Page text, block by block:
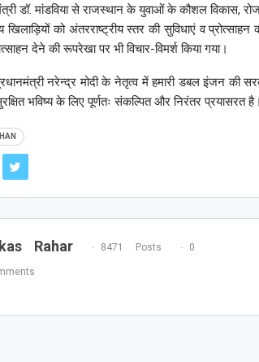
डॉ. मांडविया से राजस्थान के युवाओं के कौशल
खिलाड़ियों को अंतरराष्ट्रीय स्तर की सुविधाएं व
देने की रूपरेखा पर भी विचार-विमर्श किया गया।
नरेन्द्र मोदी के नेतृत्व में हमारी डबल इंजन की
भविष्य के लिए पूर्णतः संकल्पित और निरंतर प्रयासरत है।
Rahar 8471 Posts 0